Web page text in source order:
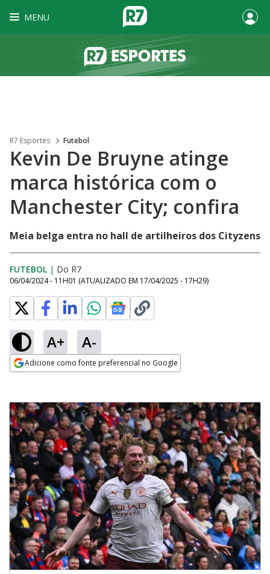
MENU
R7 Esportes Futebol
Kevin De Bruyne atinge
marca histórica com o
Manchester City; confira
Meia belga entra no hall de artilheiros dos Cityzens
FUTEBOL | Do R7
06/04/2024 - 11H01 (ATUALIZADO EM 17/04/2025 - 17H29)
A+ A-
Adicione como fonte preferencial no Google